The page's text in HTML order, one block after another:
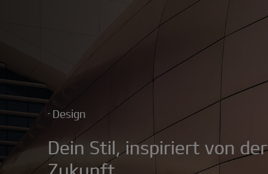
Design
Dein Stil, inspiriert von der
Zukunft.